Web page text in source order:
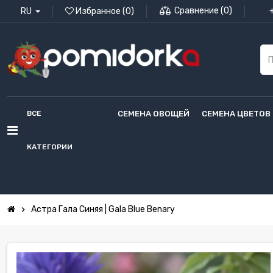
RU Избранное (0) Сравнение (0)
ВСЕ
КАТЕГОРИИ
СЕМЕНА ОВОЩЕЙ СЕМЕНА ЦВЕТОВ
chevron_right Астра Гала Синяя | Gala Blue Benary